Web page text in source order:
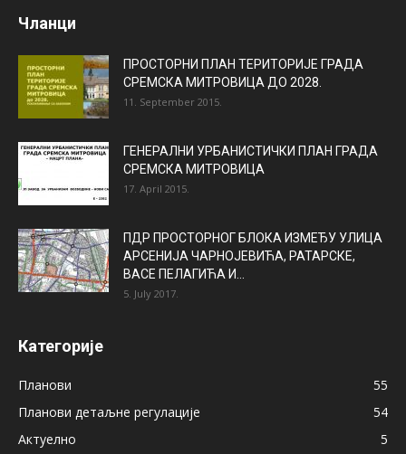
Чланци
ПРОСТОРНИ ПЛАН ТЕРИТОРИЈЕ ГРАДА
СРЕМСКА МИТРОВИЦА ДО 2028.
11. September 2015.
ГЕНЕРАЛНИ УРБАНИСТИЧКИ ПЛАН ГРАДА
СРЕМСКА МИТРОВИЦА
17. April 2015.
ПДР ПРОСТОРНОГ БЛОКА ИЗМЕЂУ УЛИЦА
АРСЕНИЈА ЧАРНОЈЕВИЋА, РАТАРСКЕ,
ВАСЕ ПЕЛАГИЋА И...
5. July 2017.
Категорије
Планови
55
Планови детаљне регулације
54
Актуелно
5